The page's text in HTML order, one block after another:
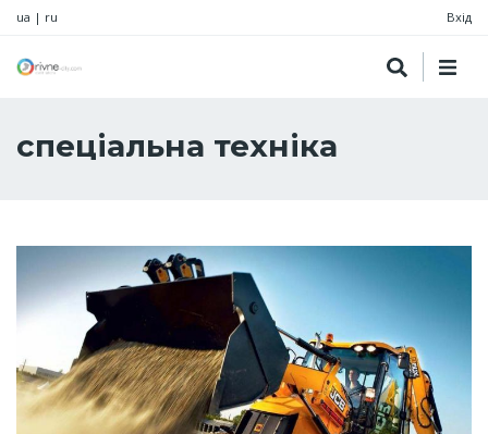
ua | ru Вхід
спеціальна техніка